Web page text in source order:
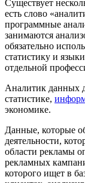
Существует
есть слово
программные
занимаются
обязательно
статистику и
отдельной
Аналитик данных
статистике,
экономике.
Данные, которые
деятельности,
области рекламы
рекламных
которого ищет в